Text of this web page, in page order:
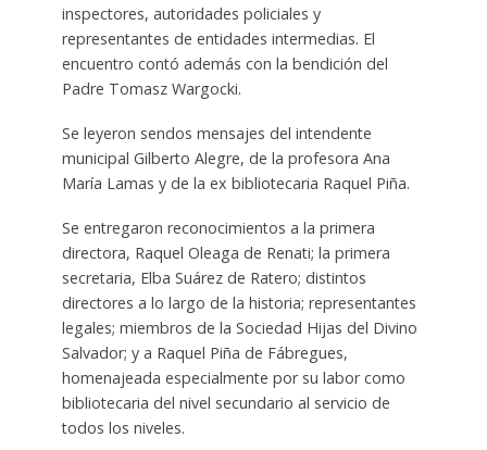
inspectores, autoridades policiales y
representantes de entidades intermedias. El
encuentro contó además con la bendición del
Padre Tomasz Wargocki.
Se leyeron sendos mensajes del intendente
municipal Gilberto Alegre, de la profesora Ana
María Lamas y de la ex bibliotecaria Raquel Piña.
Se entregaron reconocimientos a la primera
directora, Raquel Oleaga de Renati; la primera
secretaria, Elba Suárez de Ratero; distintos
directores a lo largo de la historia; representantes
legales; miembros de la Sociedad Hijas del Divino
Salvador; y a Raquel Piña de Fábregues,
homenajeada especialmente por su labor como
bibliotecaria del nivel secundario al servicio de
todos los niveles.